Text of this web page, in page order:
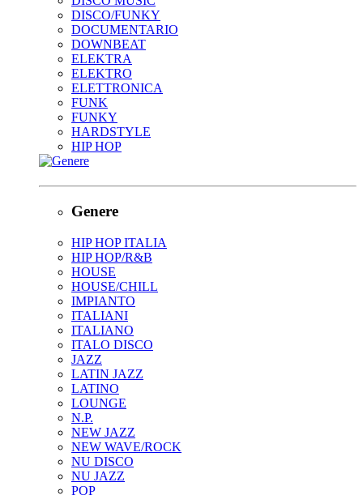
DISCO/FUNKY
DOCUMENTARIO
DOWNBEAT
ELEKTRA
ELEKTRO
ELETTRONICA
FUNK
FUNKY
HARDSTYLE
HIP HOP
Genere
HIP HOP ITALIA
HIP HOP/R&B
HOUSE
HOUSE/CHILL
IMPIANTO
ITALIANI
ITALIANO
ITALO DISCO
JAZZ
LATIN JAZZ
LATINO
LOUNGE
N.P.
NEW JAZZ
NEW WAVE/ROCK
NU DISCO
NU JAZZ
POP